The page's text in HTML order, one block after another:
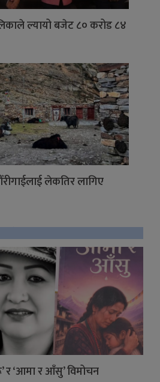
ल्यायो बजेट ८० करोड ८४
लेकतिर लागिए
र ‘आमा र आँसु’ विमोचन